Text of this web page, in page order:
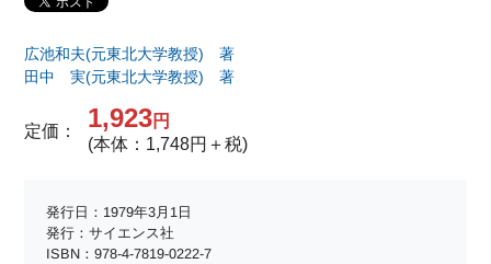
広池和夫(元東北大学教授) 著
田中 実(元東北大学教授) 著
定価： 1,923円
(本体：1,748円＋税)
発行日：1979年3月1日
発行：サイエンス社
ISBN：978-4-7819-0222-7